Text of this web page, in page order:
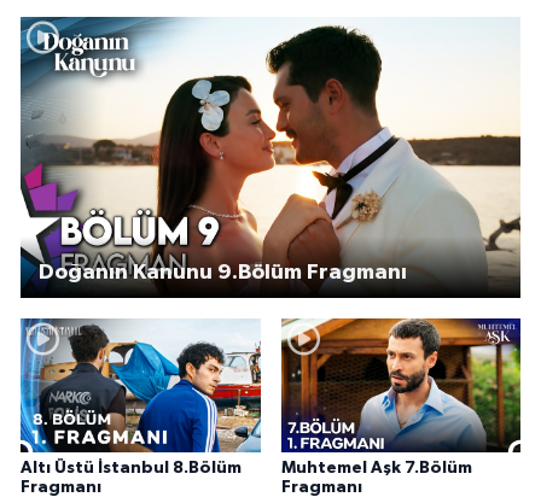
Doğanın Kanunu 9.Bölüm Fragmanı
Altı Üstü İstanbul 8.Bölüm
Fragmanı
Muhtemel Aşk 7.Bölüm
Fragmanı